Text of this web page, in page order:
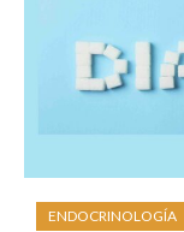
ENDOCRINOLOGÍA